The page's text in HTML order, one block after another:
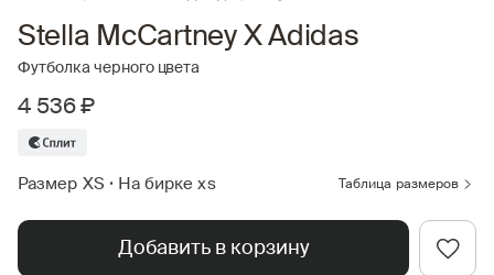
Stella McCartney X Adidas
Футболка черного цвета
4 536 ₽
Размер XS • На бирке xs Таблица размеров
Добавить в корзину